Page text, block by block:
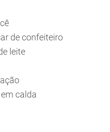
de confeiteiro
leite
calda